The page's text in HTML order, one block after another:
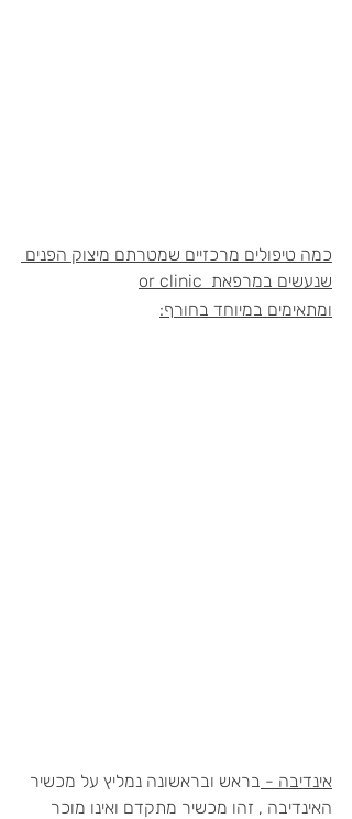
כמה טיפולים מרכזיים שמטרתם מיצוק הפנים
שנעשים במרפאת  or clinic
ומתאימים במיוחד בחורף:
אינדיבה - בראש ובראשונה נמליץ על מכשיר
האינדיבה , זהו מכשיר מתקדם ואינו מוכר